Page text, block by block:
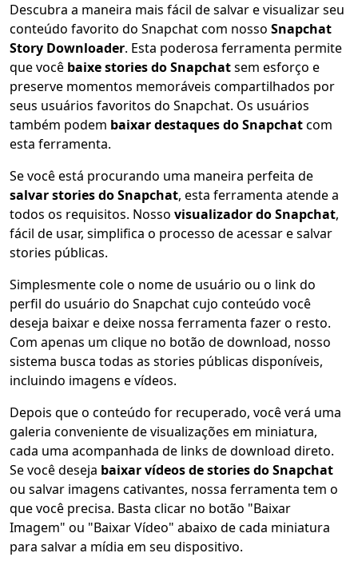
Descubra a maneira mais fácil de salvar e visualizar seu
conteúdo favorito do Snapchat com nosso Snapchat
Story Downloader. Esta poderosa ferramenta permite
que você baixe stories do Snapchatsem esforço e
preserve momentos memoráveis compartilhados por
seus usuários favoritos do Snapchat. Os usuários
também podem baixar destaques do Snapchatcom
esta ferramenta.
Se você está procurando uma maneira perfeita de
salvar stories do Snapchat, esta ferramenta atende a
todos os requisitos. Nosso visualizador do Snapchat,
fácil de usar, simplifica o processo de acessar e salvar
stories públicas.
Simplesmente cole o nome de usuário ou o link do
perfil do usuário do Snapchat cujo conteúdo você
deseja baixar e deixe nossa ferramenta fazer o resto.
Com apenas um clique no botão de download, nosso
sistema busca todas as stories públicas disponíveis,
incluindo imagens e vídeos.
Depois que o conteúdo for recuperado, você verá uma
galeria conveniente de visualizações em miniatura,
cada uma acompanhada de links de download direto.
Se você deseja baixar vídeos de stories do Snapchat
ou salvar imagens cativantes, nossa ferramenta tem o
que você precisa. Basta clicar no botão "Baixar
Imagem" ou "Baixar Vídeo" abaixo de cada miniatura
para salvar a mídia em seu dispositivo.